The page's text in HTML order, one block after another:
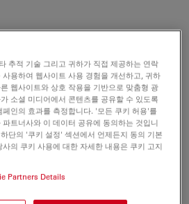
IFUs
추적 기술 그리고 귀하가 직접 제공하는 연락
용하여 웹사이트 사용 경험을 개선하고, 귀하
웹사이트와 상호 작용을 기반으로 맞춤형 광
소셜 미디어에서 콘텐츠를 공유할 수 있도록
인의 효과를 측정합니다. '모든 쿠키 허용'를
트너사와 이 데이터 공유에 동의하는 것입니
단의 '쿠키 설정' 섹션에서 언제든지 동의 기본
의 쿠키 사용에 대한 자세한 내용은 쿠키 고지
Partners Details